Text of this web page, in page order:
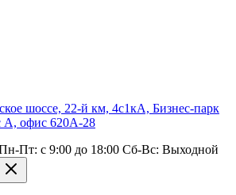
шоссе, 22-й км, 4с1кА, Бизнес-парк
А, офис 620А-28
Пт: с 9:00 до 18:00 Сб-Вс: Выходной